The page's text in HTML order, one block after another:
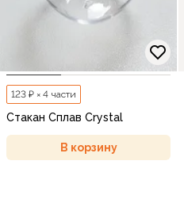
123 ₽ × 4 части
Стакан Сплав Crystal
В корзину